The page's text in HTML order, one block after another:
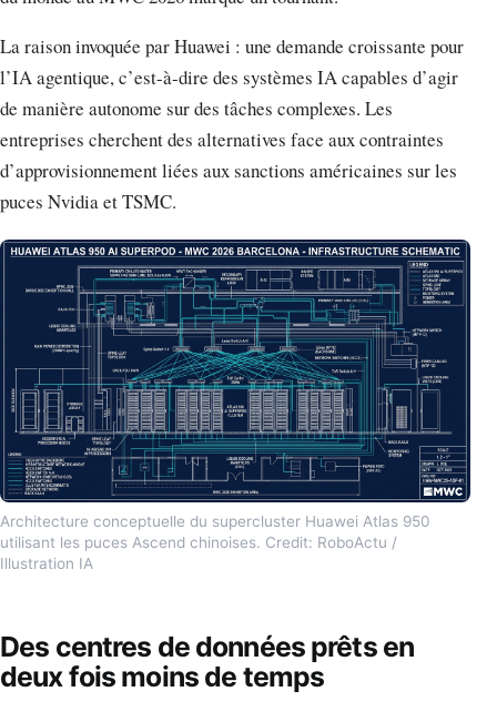
La raison invoquée par Huawei : une demande croissante pour
l’IA agentique, c’est-à-dire des systèmes IA capables d’agir
de manière autonome sur des tâches complexes. Les
entreprises cherchent des alternatives face aux contraintes
d’approvisionnement liées aux sanctions américaines sur les
puces Nvidia et TSMC.
Architecture conceptuelle du supercluster Huawei Atlas 950
utilisant les puces Ascend chinoises. Credit: RoboActu /
Illustration IA
Des centres de données prêts en
deux fois moins de temps